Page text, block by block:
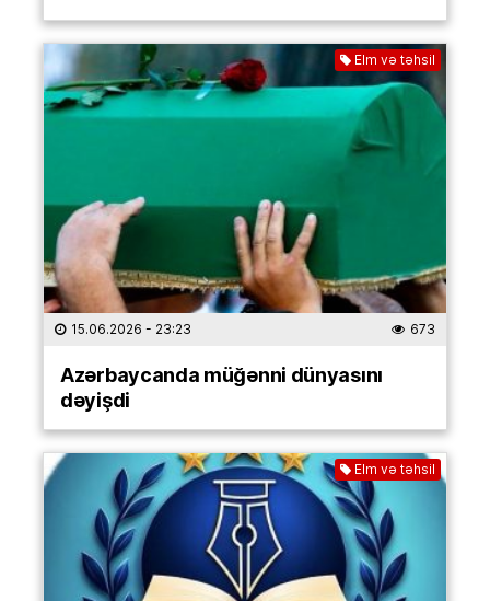
Elm və təhsil
15.06.2026 - 23:23 673
Azərbaycanda müğənni dünyasını
dəyişdi
Elm və təhsil